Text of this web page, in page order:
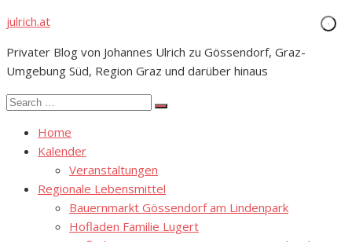
Skip
content
julrich.at
Privater Blog von Johannes Ulrich zu Gössendorf, Graz-
Umgebung Süd, Region Graz und darüber hinaus
Search
Search
Home
Kalender
Veranstaltungen
Regionale Lebensmittel
Bauernmarkt Gössendorf am Lindenpark
Hofladen Familie Lugert